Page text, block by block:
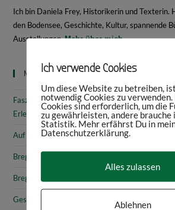
Ich bin Daniela Frey, Historikerin und Texterin.
den Bodensee, Geschichte, Kultur, spannende
Ausstellungen.Mehr über mich
Neueste Beiträge
Faszinierende Geschichte & fantastische
Erlebnisse am Bodensee
Auf den Spuren von Annette von Droste-
Bregenz: Kirchen, Kapellen & Kultur
Bregenz: Stadtgeschichte & Sehenswürdigkeiten
Gesammelte Schätze Vorarlbergs: Das
Ich verwende Cookies
Um diese Website zu betreiben,
notwendig Cookies zu verwenden.
Cookies sind erforderlich, um die
zu gewährleisten, andere brauche
Statistik. Mehr erfährst Du in
Datenschutzerklärung.
Alles zulassen
Ablehnen